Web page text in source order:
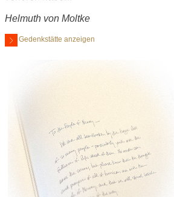
Helmuth von Moltke
Gedenkstätte anzeigen